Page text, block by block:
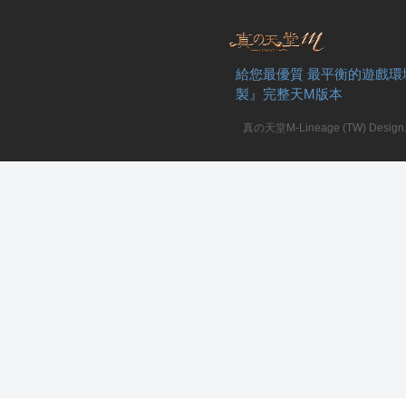
給您最優質 最平衡的遊戲
製』完整天M版本
真の天堂M-Lineage (TW)